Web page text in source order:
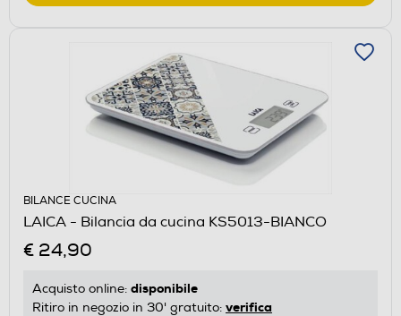
BILANCE CUCINA
LAICA - Bilancia da cucina KS5013-BIANCO
€ 24,90
Acquisto online: disponibile
Ritiro in negozio in 30' gratuito: verifica